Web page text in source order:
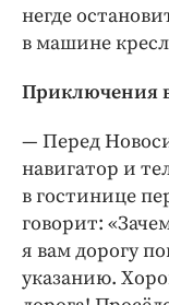
негде
в машине
Приключения
— Перед
навигатор и
в гостинице
говорит:
я вам дорогу
указанию.